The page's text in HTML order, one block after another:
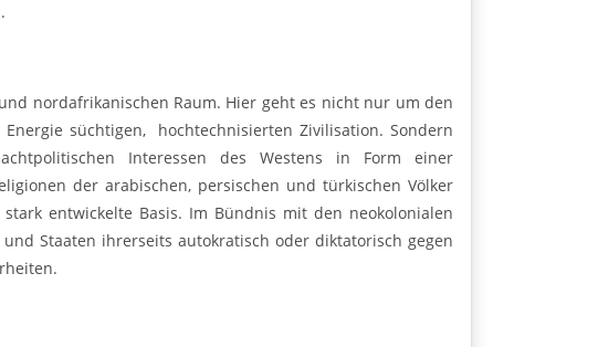
nordafrikanischen Raum. Hier geht es nicht nur um den
süchtigen, hochtechnisierten Zivilisation. Sondern
Interessen des Westens in Form einer
der arabischen, persischen und türkischen Völker
entwickelte Basis. Im Bündnis mit den neokolonialen
Staaten ihrerseits autokratisch oder diktatorisch gegen